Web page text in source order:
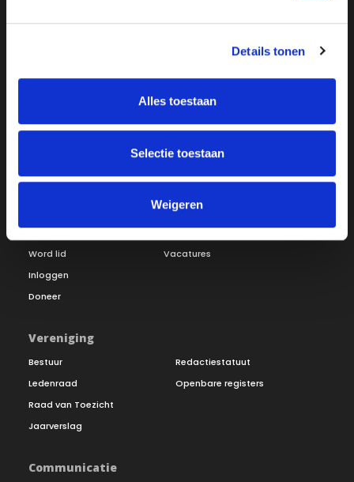
Details tonen
Alles toestaan
Selectie toestaan
Weigeren
Onze missie
Word lid
Inloggen
Doneer
Steunbetuigingen
Vacatures
Vereniging
Bestuur
Ledenraad
Raad van Toezicht
Jaarverslag
Redactiestatuut
Openbare registers
Communicatie